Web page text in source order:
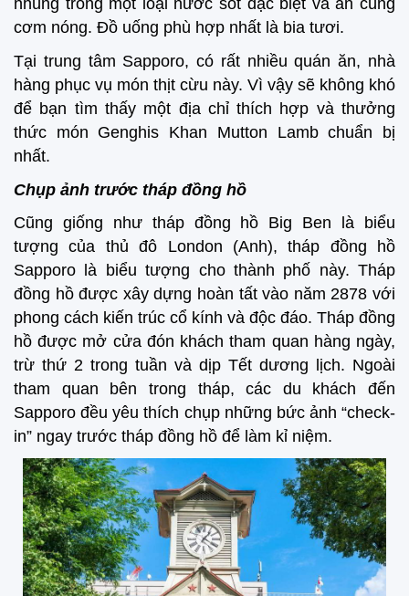
nhúng trong một loại nước sốt đặc biệt và ăn cùng
cơm nóng. Đồ uống phù hợp nhất là bia tươi.
Tại trung tâm Sapporo, có rất nhiều quán ăn, nhà
hàng phục vụ món thịt cừu này. Vì vậy sẽ không khó
để bạn tìm thấy một địa chỉ thích hợp và thưởng
thức món Genghis Khan Mutton Lamb chuẩn bị
nhất.
Chụp ảnh trước tháp đồng hồ
Cũng giống như tháp đồng hồ Big Ben là biểu
tượng của thủ đô London (Anh), tháp đồng hồ
Sapporo là biểu tượng cho thành phố này. Tháp
đồng hồ được xây dựng hoàn tất vào năm 2878 với
phong cách kiến trúc cổ kính và độc đáo. Tháp đồng
hồ được mở cửa đón khách tham quan hàng ngày,
trừ thứ 2 trong tuần và dịp Tết dương lịch. Ngoài
tham quan bên trong tháp, các du khách đến
Sapporo đều yêu thích chụp những bức ảnh “check-
in” ngay trước tháp đồng hồ để làm kỉ niệm.